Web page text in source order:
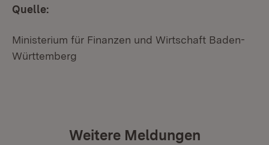
Quelle:
Ministerium für Finanzen und Wirtschaft Baden-
Württemberg
Weitere Meldungen